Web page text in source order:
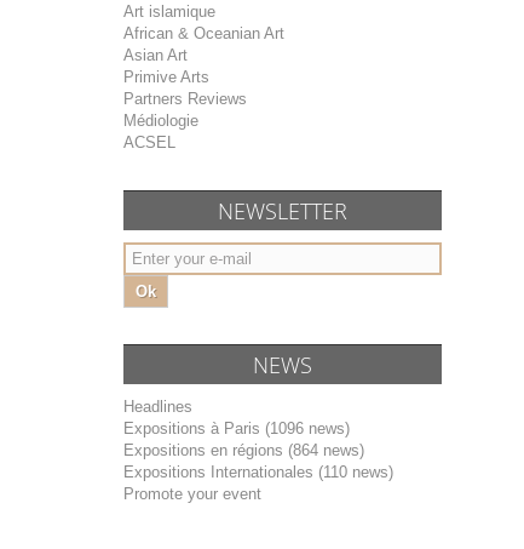
Art islamique
African & Oceanian Art
Asian Art
Primive Arts
Partners Reviews
Médiologie
ACSEL
NEWSLETTER
Ok
NEWS
Headlines
Expositions à Paris (1096 news)
Expositions en régions (864 news)
Expositions Internationales (110 news)
Promote your event